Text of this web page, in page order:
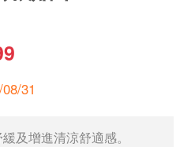
31
及增進清涼舒適感。